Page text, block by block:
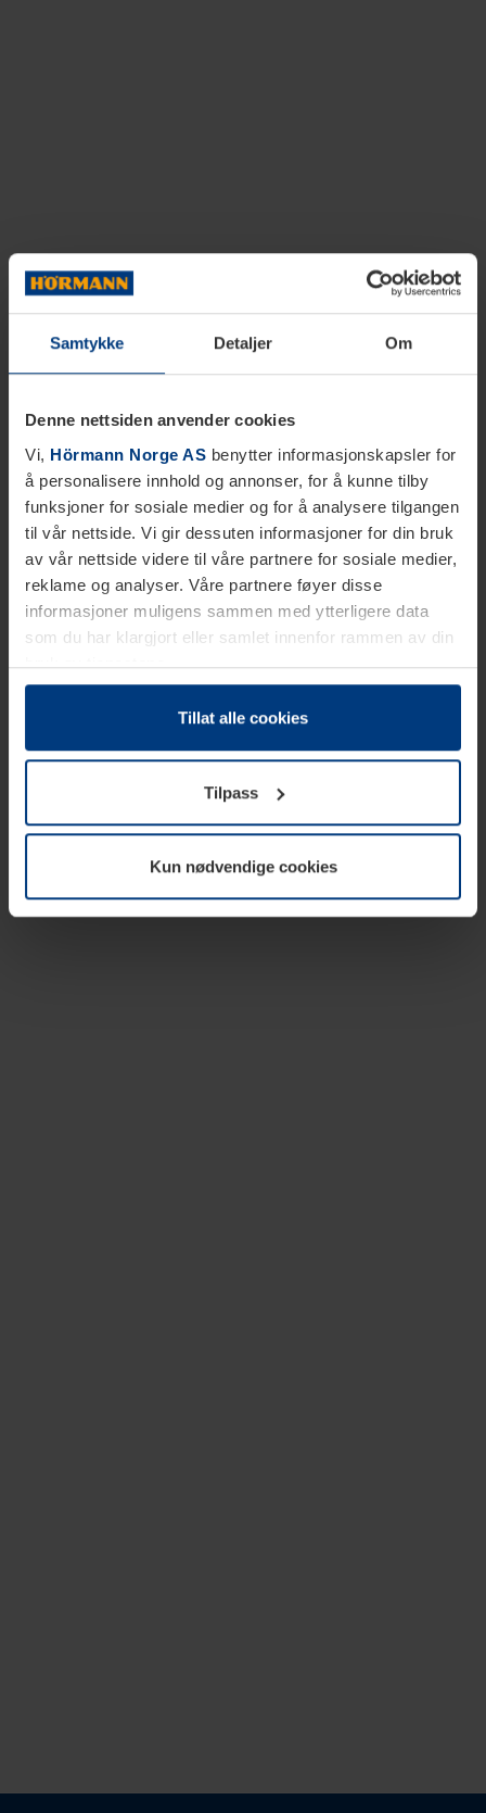
Samtykke Detaljer Om
Denne nettsiden anvender cookies
Vi, Hörmann Norge AS benytter informasjonskapsler for
å personalisere innhold og annonser, for å kunne tilby
funksjoner for sosiale medier og for å analysere tilgangen
til vår nettside. Vi gir dessuten informasjoner for din bruk
av vår nettside videre til våre partnere for sosiale medier,
reklame og analyser. Våre partnere føyer disse
informasjoner muligens sammen med ytterligere data
som du har klargjort eller samlet innenfor rammen av din
bruk av tjenestene.
Etter loven kan vi lagre informasjonskapsler på din
datamaskin, hvis disse er absolutt nødvendig for drift av
trenger vi din tillatelse. Du kan når som helst endre eller
tilbakekalle ditt samtykke i forklaringen av
informasjonskapselen på sidenPersonvernerklæringpå
Tillat alle cookies
Tilpass
Kun nødvendige cookies